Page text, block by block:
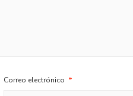
Correo electrónico *